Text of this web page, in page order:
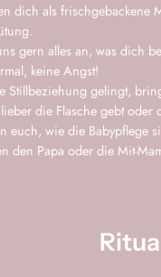
dich als frischgebackene
gern alles an, was dich
keine Angst!
Stillbeziehung gelingt,
die Flasche gebt oder
euch, wie die Babypflege
den Papa oder die Mit-